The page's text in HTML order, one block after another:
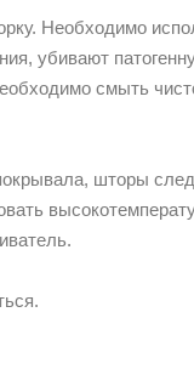
Необходимо
убивают
смыть
шторы